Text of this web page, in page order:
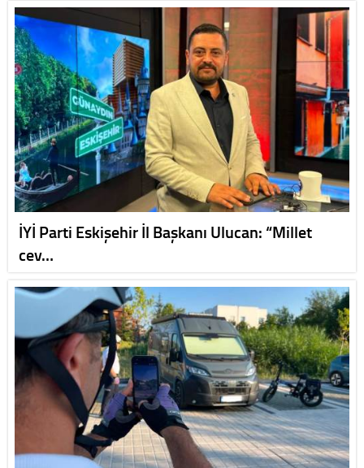
İYİ Parti Eskişehir İl Başkanı Ulucan: “Millet
cev…